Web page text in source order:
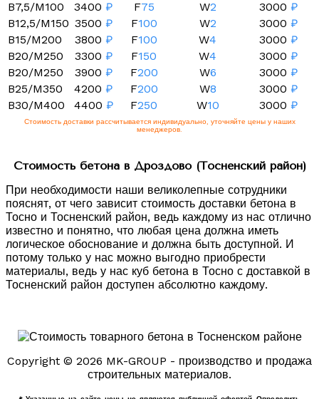
B7,5/M100
3400 ₽ F75 W2 3000 ₽
B12,5/M150 3500 ₽ F100 W2 3000 ₽
B15/M200
3800 ₽ F100 W4 3000 ₽
B20/M250
3300 ₽ F150 W4 3000 ₽
B20/M250
3900 ₽ F200 W6 3000 ₽
B25/M350
4200 ₽ F200 W8 3000 ₽
B30/M400
4400 ₽ F250 W10 3000 ₽
Стоимость доставки рассчитывается индивидуально, уточняйте цены у наших
менеджеров.
Стоимость бетона в Дроздово (Тосненский район)
При необходимости наши великолепные сотрудники
пояснят, от чего зависит стоимость доставки бетона в
Тосно и Тосненский район, ведь каждому из нас отлично
известно и понятно, что любая цена должна иметь
логическое обоснование и должна быть доступной. И
потому только у нас можно выгодно приобрести
материалы, ведь у нас куб бетона в Тосно с доставкой в
Тосненский район доступен абсолютно каждому.
Copyright © 2026 MK-GROUP - производство и продажа
строительных материалов.